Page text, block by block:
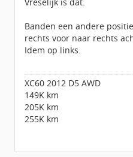
Banden een andere
rechts voor naar rechts
Idem op links.
XC60 2012 D5 AWD
149K km
205K km
255K km